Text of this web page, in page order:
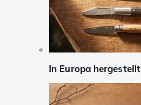
In Europa hergestellt